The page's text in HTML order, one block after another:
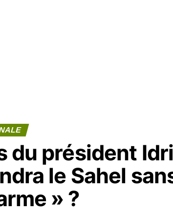
du président
le Sahel
» ?